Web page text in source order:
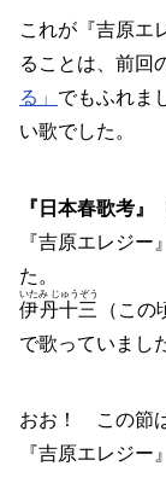
これが『吉原エ
ることは、前回
る」 でもふれま
い歌でした。
『日本春歌考』
『吉原エレジ
た。
伊丹十三
いたみ じゅうぞう
（こ
で歌っていまし
おお！ この節
『吉原エレジー